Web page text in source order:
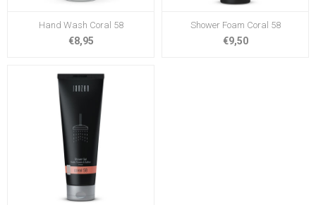
Hand Wash Coral 58
€8,95
Shower Foam Coral 58
€9,50